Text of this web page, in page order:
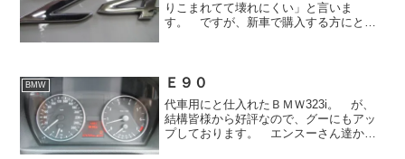
りこまれてて壊れにくい」と言いま
す。 ですが、新車で購入する方にとっ
Ｅクラスが発表を控えているの...
BMW Ｅ９０
代車用にと仕入れたＢＭＷ323i。 が、
結構皆様から好評なので、グーにもアッ
プしております。 エンスーさん達から